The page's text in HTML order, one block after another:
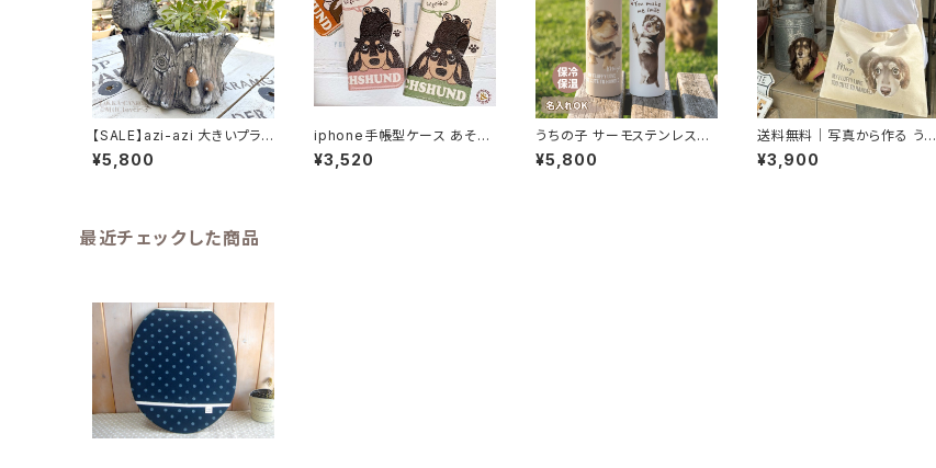
【SALE】azi-azi 大きいプラン
ター とりと切り株プランター
送料無料
¥5,800
iphone手帳型ケース あそう
ぼうよ ダックス 手帳型ケース
スマートフォンケース
¥3,520
うちの子 サーモステンレスボ
トル 370ml 名入れ無料 送料
無料名入れ無料 送料無料
¥5,800
送料無料｜写真から作る うち
の子キャンバスサコッシュ｜名
入れ無料・ナチュラル素材
¥3,900
最近チェックした商品